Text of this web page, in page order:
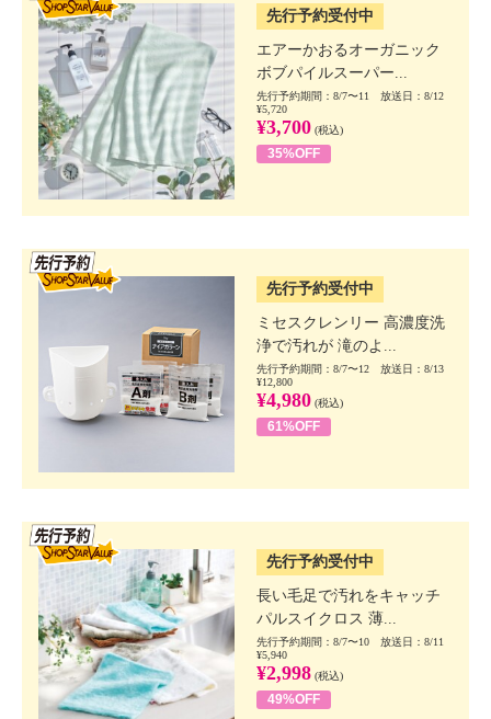
先行予約受付中
エアーかおるオーガニック
ボブパイルスーパー...
先行予約期間：8/7〜11 放送日：8/12
¥5,720
¥3,700 (税込)
35%OFF
先行予約受付中
ミセスクレンリー 高濃度洗
浄で汚れが 滝のよ...
先行予約期間：8/7〜12 放送日：8/13
¥12,800
¥4,980 (税込)
61%OFF
先行予約受付中
長い毛足で汚れをキャッチ
パルスイクロス 薄...
先行予約期間：8/7〜10 放送日：8/11
¥5,940
¥2,998 (税込)
49%OFF